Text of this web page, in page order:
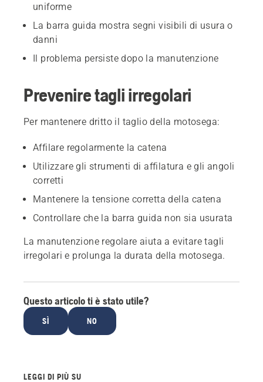
uniforme
La barra guida mostra segni visibili di usura o
danni
Il problema persiste dopo la manutenzione
Prevenire tagli irregolari
Per mantenere dritto il taglio della motosega:
Affilare regolarmente la catena
Utilizzare gli strumenti di affilatura e gli angoli
corretti
Mantenere la tensione corretta della catena
Controllare che la barra guida non sia usurata
La manutenzione regolare aiuta a evitare tagli
irregolari e prolunga la durata della motosega.
Questo articolo ti è stato utile?
SÌ NO
LEGGI DI PIÙ SU